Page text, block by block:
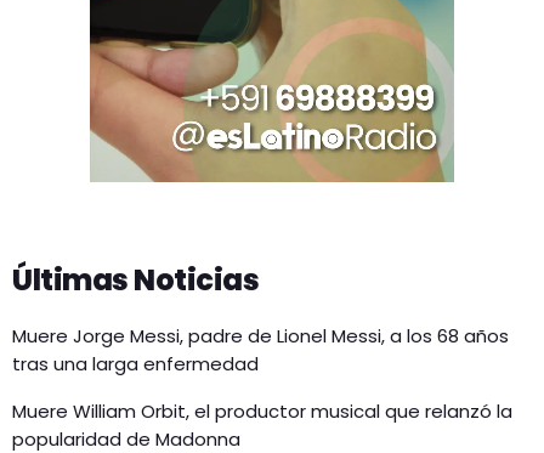
Últimas Noticias
Muere Jorge Messi, padre de Lionel Messi, a los 68 años
tras una larga enfermedad
Muere William Orbit, el productor musical que relanzó la
popularidad de Madonna